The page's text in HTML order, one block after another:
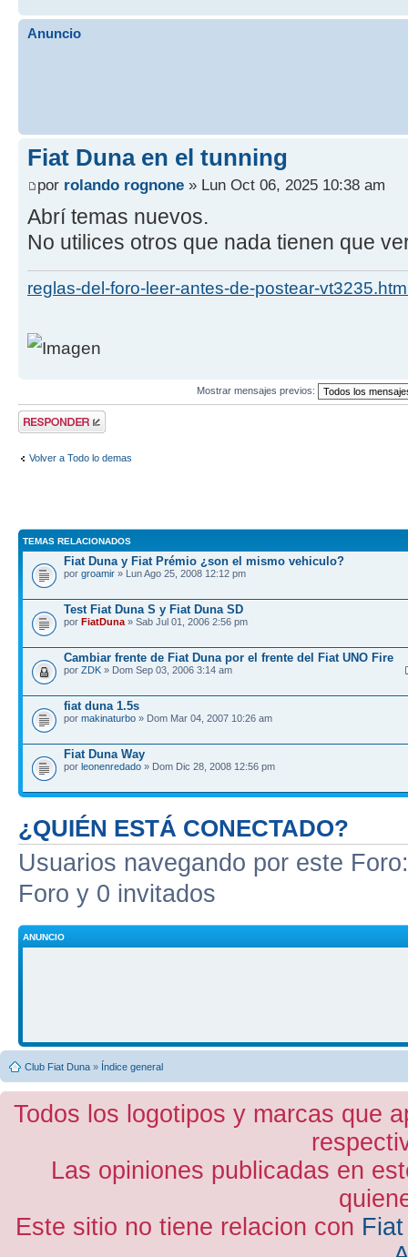
Anuncio
Fiat Duna en el tunning
por rolando rognone » Lun Oct 06, 2025 10:38 am
Abrí temas nuevos.
No utilices otros que nada tienen que
reglas-del-foro-leer-antes-de-postear-
Mostrar mensajes previos:
Publicar una
respuesta
Volver a Todo lo demas
TEMAS RELACIONADOS
Fiat Duna y Fiat Prémio ¿son el mismo vehiculo?
por groamir » Lun Ago 25, 2008 12:12 pm
Test Fiat Duna S y Fiat Duna SD
por FiatDuna » Sab Jul 01, 2006 2:56 pm
Cambiar frente de Fiat Duna por el frente del Fiat UNO Fire
por ZDK » Dom Sep 03, 2006 3:14 am
fiat duna 1.5s
por makinaturbo » Dom Mar 04, 2007 10:26 am
Fiat Duna Way
por leonenredado » Dom Dic 28, 2008 12:56 pm
¿QUIÉN ESTÁ CONECTADO?
Usuarios navegando por este
Foro y 0 invitados
ANUNCIO
Club Fiat Duna » Índice general
Todos los logotipos y marcas que
Las opiniones publicadas en
Este sitio no tiene relacion con